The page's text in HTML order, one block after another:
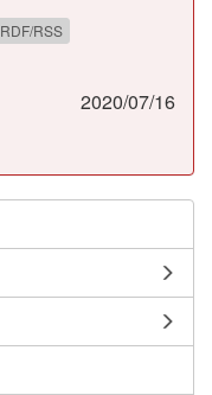
RDF/RSS
2020/07/16